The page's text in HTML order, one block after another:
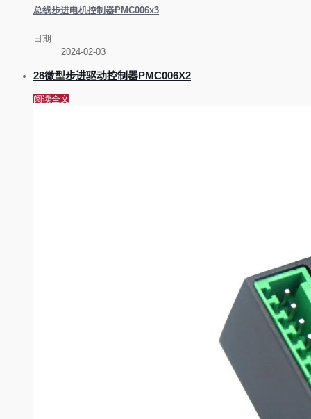
总线步进电机控制器PMC006x3
日期
2024-02-03
28微型步进驱动控制器PMC006X2
阅读全文